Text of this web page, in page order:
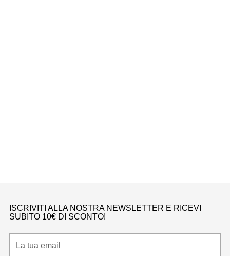
ISCRIVITI ALLA NOSTRA NEWSLETTER E RICEVI
SUBITO 10€ DI SCONTO!
tua